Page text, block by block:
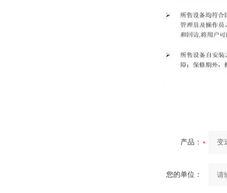
产品：
您的单位：